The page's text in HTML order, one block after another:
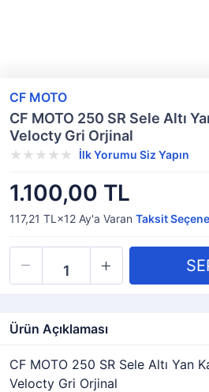
CF MOTO
CF MOTO 250 SR Sele Altı
Velocty Gri Orjinal
İlk Yorumu Siz Yapın
1.100,00 TL
117,21 TL×12 Ay'a Varan Taksit
Ürün Açıklaması
CF MOTO 250 SR Sele Altı Yan
Velocty Gri Orjinal